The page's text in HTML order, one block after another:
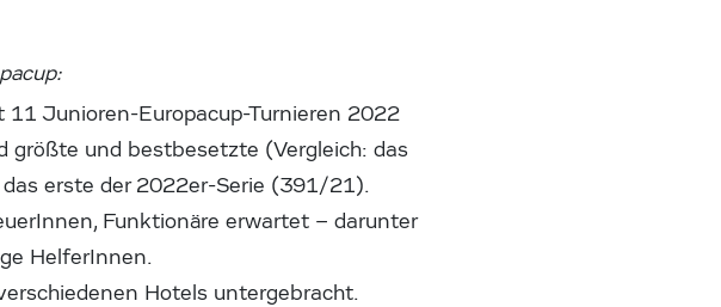
11 Junioren-Europacup-Turnieren 2022
und bestbesetzte (Vergleich: das
erste der 2022er-Serie (391/21).
Funktionäre erwartet – darunter
HelferInnen.
Hotels untergebracht.